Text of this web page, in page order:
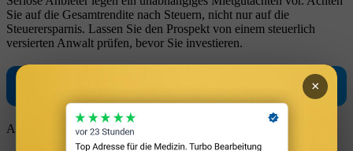
Sie auf die Gesamtrendite nach Steuern, nicht nur auf die
Steuerersparnis. Lassen Sie den Prospekt von einem steuerlich
versierten Anwalt prüfen, bevor Sie investieren.
Analysieren Sie dieRendite
×